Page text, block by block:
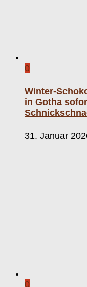
0
Winter-
in Gotha
31. Januar
0